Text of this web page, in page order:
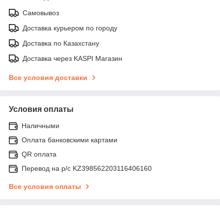
Самовывоз
Доставка курьером по городу
Доставка по Казахстану
Доставка через KASPI Магазин
Все условия доставки
Условия оплаты
Наличными
Оплата банковскими картами
QR оплата
Перевод на р/с KZ398562203116406160
Все условия оплаты